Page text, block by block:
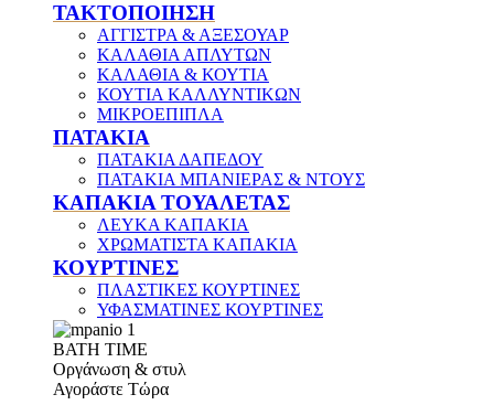
ΤΑΚΤΟΠΟΙΗΣΗ
ΑΓΓΙΣΤΡΑ & ΑΞΕΣΟΥΑΡ
ΚΑΛΑΘΙΑ ΑΠΛΥΤΩΝ
ΚΑΛΑΘΙΑ & ΚΟΥΤΙΑ
ΚΟΥΤΙΑ ΚΑΛΛΥΝΤΙΚΩΝ
ΜΙΚΡΟΕΠΙΠΛΑ
ΠΑΤΑΚΙΑ
ΠΑΤΑΚΙΑ ΔΑΠΕΔΟΥ
ΠΑΤΑΚΙΑ ΜΠΑΝΙΕΡΑΣ & ΝΤΟΥΣ
ΚΑΠΑΚΙΑ ΤΟΥΑΛΕΤΑΣ
ΛΕΥΚΑ ΚΑΠΑΚΙΑ
ΧΡΩΜΑΤΙΣΤΑ ΚΑΠΑΚΙΑ
ΚΟΥΡΤΙΝΕΣ
ΠΛΑΣΤΙΚΕΣ ΚΟΥΡΤΙΝΕΣ
ΥΦΑΣΜΑΤΙΝΕΣ ΚΟΥΡΤΙΝΕΣ
ΒΑΤΗ ΤΙΜΕ
Οργάνωση & στυλ
Αγοράστε Τώρα